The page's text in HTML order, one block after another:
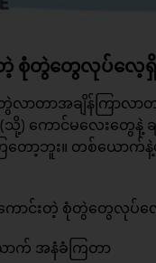
းတဲ့ စုံတွဲတွေလုပ်လ
လာတာအချိန်ကြာလ
) ကောင်မလေးတွေနဲ့
တော့ဘူး။ တစ်ယောက်
ကောင်းတဲ့ စုံတွဲတွေလုပ်
က် အနံခံကြတာ